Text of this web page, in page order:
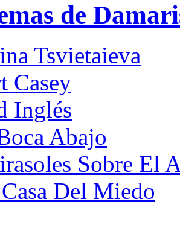
de
Tsvietaieva
Casey
Inglés
Abajo
Sobre El
Del Miedo